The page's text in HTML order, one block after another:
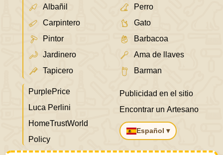
Albañil
Carpintero
Pintor
Jardinero
Tapicero
Perro
Gato
Barbacoa
Ama de llaves
Barman
PurplePrice
Luca Perlini
HomeTrustWorld
Policy
Publicidad en el sitio
Encontrar un Artesano
Español ▾